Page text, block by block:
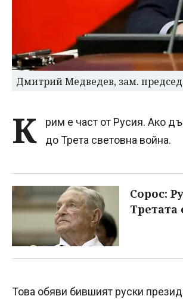
Дмитрий Медведев, зам.
К
рим е част от Русия. Ако
до Трета световна война.
Сорос:
Третата
Това обяви бившият руски